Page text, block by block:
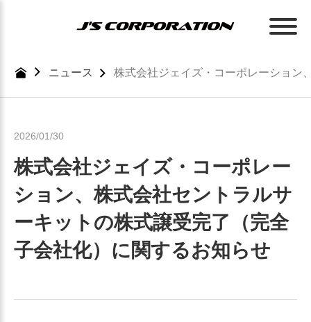
content
ニュース 株式会社ジェイズ・コーポレーション
2026/01/30
株式会社ジェイズ・コーポレー
ション、株式会社セントラルサ
ーキットの株式譲受完了（完全
子会社化）に関するお知らせ